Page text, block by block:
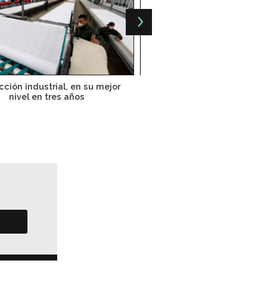
industrial, en su mejor
nivel en tres años